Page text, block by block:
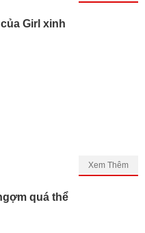
Girl xinh
Xem Thêm
quá thể